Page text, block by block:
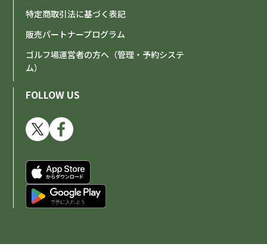
特定商取引法に基づく表記
販売パートナープログラム
ゴルフ場運営者の方へ（管理・予約システ
ム）
FOLLOW US